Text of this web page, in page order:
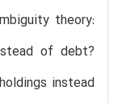
theory:
of debt?
instead